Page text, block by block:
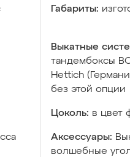
Габариты:
Выкатные
тандембоксы
Hettich
без этой опции
Цоколь: в цвет
Аксессуары:
волшебные